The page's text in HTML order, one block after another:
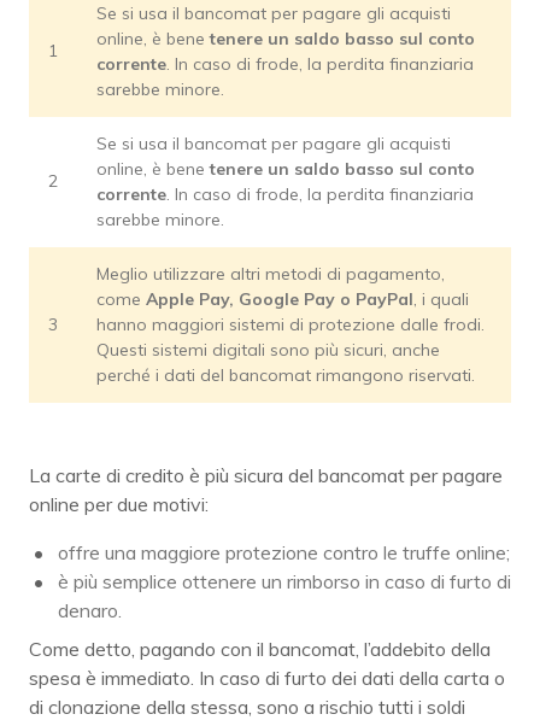
1
Se si usa il bancomat per pagare gli acquisti
online, è benetenere un saldo basso sul conto
corrente. In caso di frode, la perdita finanziaria
sarebbe minore.
2
Se si usa il bancomat per pagare gli acquisti
online, è benetenere un saldo basso sul conto
corrente. In caso di frode, la perdita finanziaria
sarebbe minore.
3
Meglio utilizzare altri metodi di pagamento,
come Apple Pay, Google Pay o PayPal, i quali
hanno maggiori sistemi di protezione dalle frodi.
Questi sistemi digitali sono più sicuri, anche
perché i dati del bancomat rimangono riservati.
La carte di credito è più sicura del bancomat per pagare
online per due motivi:
offre una maggiore protezione contro le truffe online;
è più semplice ottenere un rimborso in caso di furto di
denaro.
Come detto, pagando con il bancomat, l’addebito della
spesa è immediato. In caso di furto dei dati della carta o
di clonazione della stessa, sono a rischio tutti i soldi